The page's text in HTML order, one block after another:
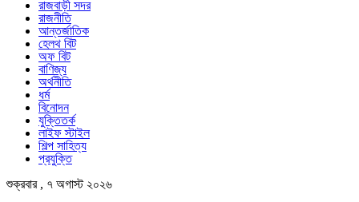
রাজবাড়ী সদর
রাজনীতি
আন্তর্জাতিক
হেলথ বিট
অফ বিট
বাণিজ্য
অর্থনীতি
ধর্ম
বিনোদন
যুক্তিতর্ক
লাইফ স্টাইল
শিল্প সাহিত্য
প্রযুক্তি
শুক্রবার , ৭ অগাস্ট ২০২৬